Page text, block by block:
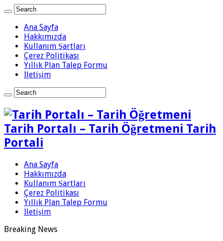
Ana Sayfa
Hakkımızda
Kullanım Şartları
Çerez Politikası
Yıllık Plan Talep Formu
İletişim
Tarih Portalı – Tarih Öğretmeni Tarih
Portali
Ana Sayfa
Hakkımızda
Kullanım Şartları
Çerez Politikası
Yıllık Plan Talep Formu
İletişim
Breaking News